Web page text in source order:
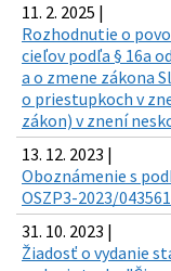
11. 2. 2025 |
Rozhodnutie o
cieľov podľa § 16a
a o zmene zákona
o priestupkoch v
zákon) v znení
13. 12. 2023 |
Oboznámenie s
OSZP3-2023/
31. 10. 2023 |
Žiadosť o vydanie